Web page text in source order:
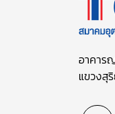
อาคาร
แขวงสุ